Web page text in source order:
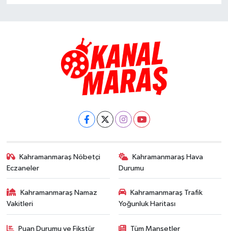
Kahramanmaraş Nöbetçi
Eczaneler
Kahramanmaraş Hava
Durumu
Kahramanmaraş Namaz
Vakitleri
Kahramanmaraş Trafik
Yoğunluk Haritası
Puan Durumu ve Fikstür Tüm Manşetler
MEDYA
OTOMOTİV